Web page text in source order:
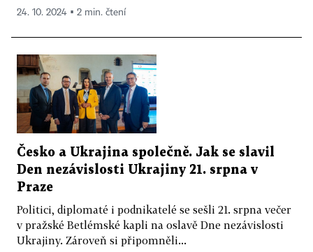
24. 10. 2024 ▪ 2 min. čtení
Česko a Ukrajina společně. Jak se slavil
Den nezávislosti Ukrajiny 21. srpna v
Praze
Politici, diplomaté i podnikatelé se sešli 21. srpna večer
v pražské Betlémské kapli na oslavě Dne nezávislosti
Ukrajiny. Zároveň si připomněli...